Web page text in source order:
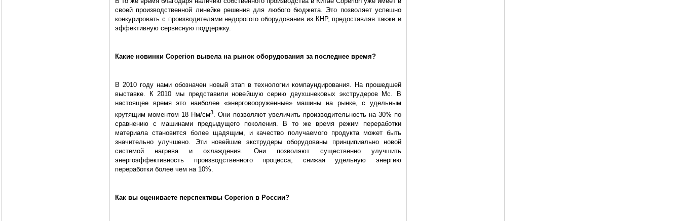
своей производственной линейке решения для любого бюджета. Это позволяет успешно
конкурировать с производителями недорогого оборудования из КНР, предоставляя также и
эффективную сервисную поддержку.
Какие новинки Coperion вывела на рынок оборудо­вания за последнее время?
В 2010 году нами обозначен новый этап в технологии компаундирования. На прошедшей
выставке. К 2010 мы представили новейшую серию двухшнековых экструдеров Мс. В
настоящее время это наиболее «энерговооруженные» машины на рынке, с удельным
крутящим моментом 18 Нм/см3. Они позволяют увеличить производительность на 30% по
сравнению с машинами предыдущего поколения. В то же время режим переработки
материала становится более щадящим, и качество получаемого продукта может быть
значительно улучшено. Эти новейшие экструдеры оборудованы принципиально новой
системой нагрева и охлаждения. Они позволяют существенно улучшить
энергоэффективность производственного процесса, снижая удельную энергию
переработки более чем на 10%.
Как вы оцениваете пер­спективы Coperion в России?